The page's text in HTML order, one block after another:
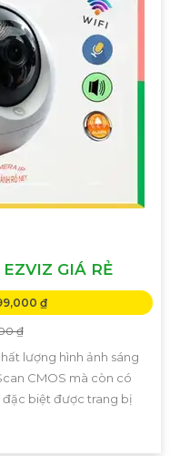
GIÁ RẺ
₫
₫
lượng hình ảnh sáng
CMOS mà còn có
đặc biệt được trang bị